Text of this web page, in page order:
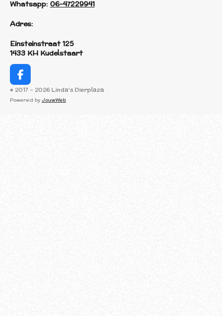
Whatsapp: 06-47229941
Adres:
Einsteinstraat 125
1433 KH Kudelstaart
F
a
c
© 2017 - 2026 Linda's Dierplaza
Powered by JouwWeb